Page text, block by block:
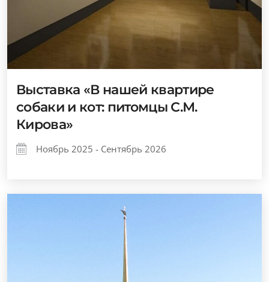
Выставка «В нашей квартире
собаки и кот: питомцы С.М.
Кирова»
Ноябрь 2025 - Сентябрь 2026